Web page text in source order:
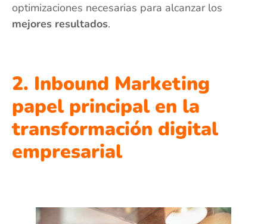
optimizaciones necesarias para alcanzar los
mejores resultados.
2. Inbound Marketing
papel principal en la
transformación digital
empresarial